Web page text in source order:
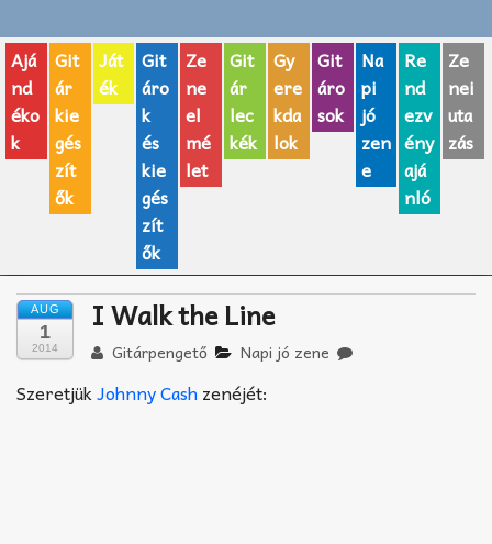
AJÁNDÉK ÖTLETEK
Vicces
GITÁR MÁRKÁK
TOP100 nóta
Zeneiskolák
Zeneszerzés alapjai
Ajá
nd
éko
k
Git
ár
kie
gés
zít
ők
Ját
ék
Git
áro
k
és
kie
gés
zít
ők
Ze
ne
el
mé
let
Git
ár
lec
kék
Gy
ere
kda
lok
Git
áro
sok
Na
pi
jó
zen
e
Re
nd
ezv
ény
ajá
nló
Ze
nei
uta
zás
AUG
1
2014
I Walk the Line
Gitárpengető Napi jó zene
SzeretjükJohnny Cashzenéjét: